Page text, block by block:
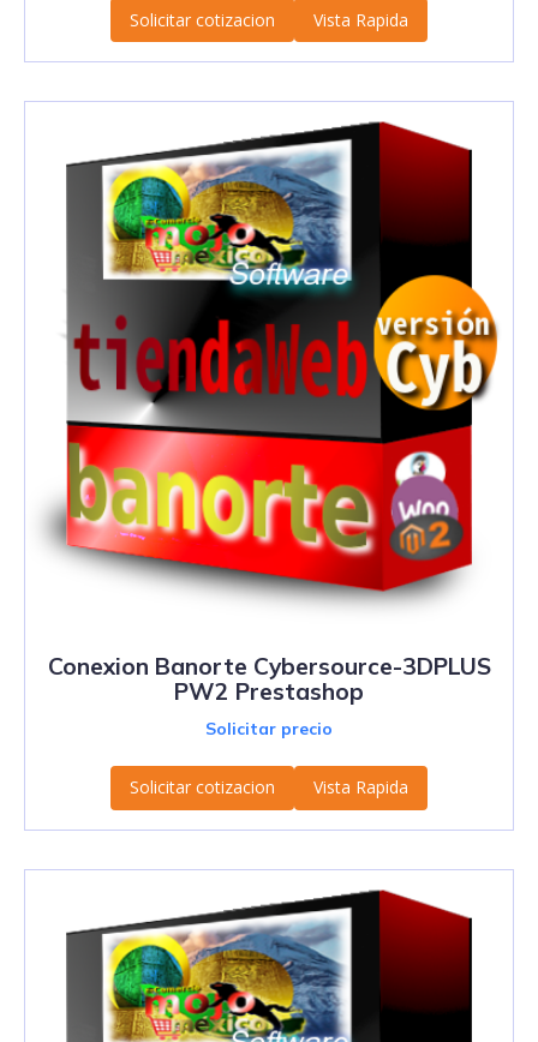
Solicitar cotizacion Vista Rapida
Conexion Banorte Cybersource-3DPLUS
PW2 Prestashop
Solicitar precio
Solicitar cotizacion Vista Rapida